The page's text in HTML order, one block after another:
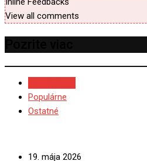
View all comments
Populárne
Ostatné
19. mája 2026